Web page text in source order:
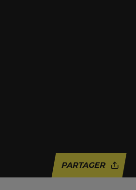
PARTAGER